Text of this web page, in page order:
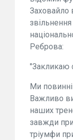
Реброва:
"Закликаю
Ми повинні
Важливо
наших
завжди
тріумфи